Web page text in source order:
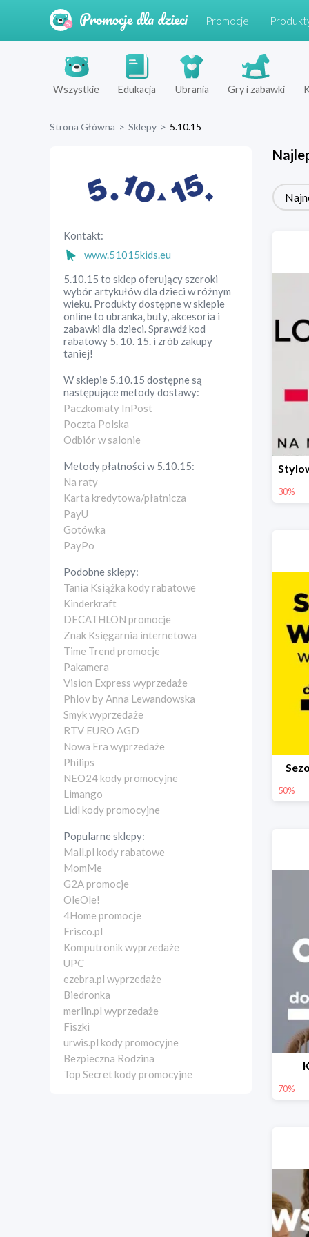
Promocje
Wszystkie Edukacja Ubrania Gry i zabawki
Strona Główna > Sklepy > 5.10.15
Kontakt:
www.51015kids.eu
5.10.15 to sklep oferujący szeroki
wybór artykułów dla dzieci w różnym
wieku. Produkty dostępne w sklepie
online to ubranka, buty, akcesoria i
zabawki dla dzieci. Sprawdź kod
rabatowy 5. 10. 15. i zrób zakupy
taniej!
W sklepie 5.10.15 dostępne są
następujące metody dostawy:
Paczkomaty InPost
Poczta Polska
Odbiór w salonie
Metody płatności w5.10.15:
Na raty
Karta kredytowa/płatnicza
PayU
Gotówka
PayPo
Podobne sklepy:
Tania Książka kody rabatowe
Kinderkraft
DECATHLON promocje
Znak Księgarnia internetowa
Time Trend promocje
Pakamera
Vision Express wyprzedaże
Phlov by Anna Lewandowska
Smyk wyprzedaże
RTV EURO AGD
Nowa Era wyprzedaże
Philips
NEO24 kody promocyjne
Limango
Lidl kody promocyjne
Popularne sklepy:
Mall.pl kody rabatowe
MomMe
G2A promocje
OleOle!
4Home promocje
Frisco.pl
Komputronik wyprzedaże
UPC
ezebra.pl wyprzedaże
Biedronka
merlin.pl wyprzedaże
Fiszki
urwis.pl kody promocyjne
Bezpieczna Rodzina
Top Secret kody promocyjne
30%
50%
70%